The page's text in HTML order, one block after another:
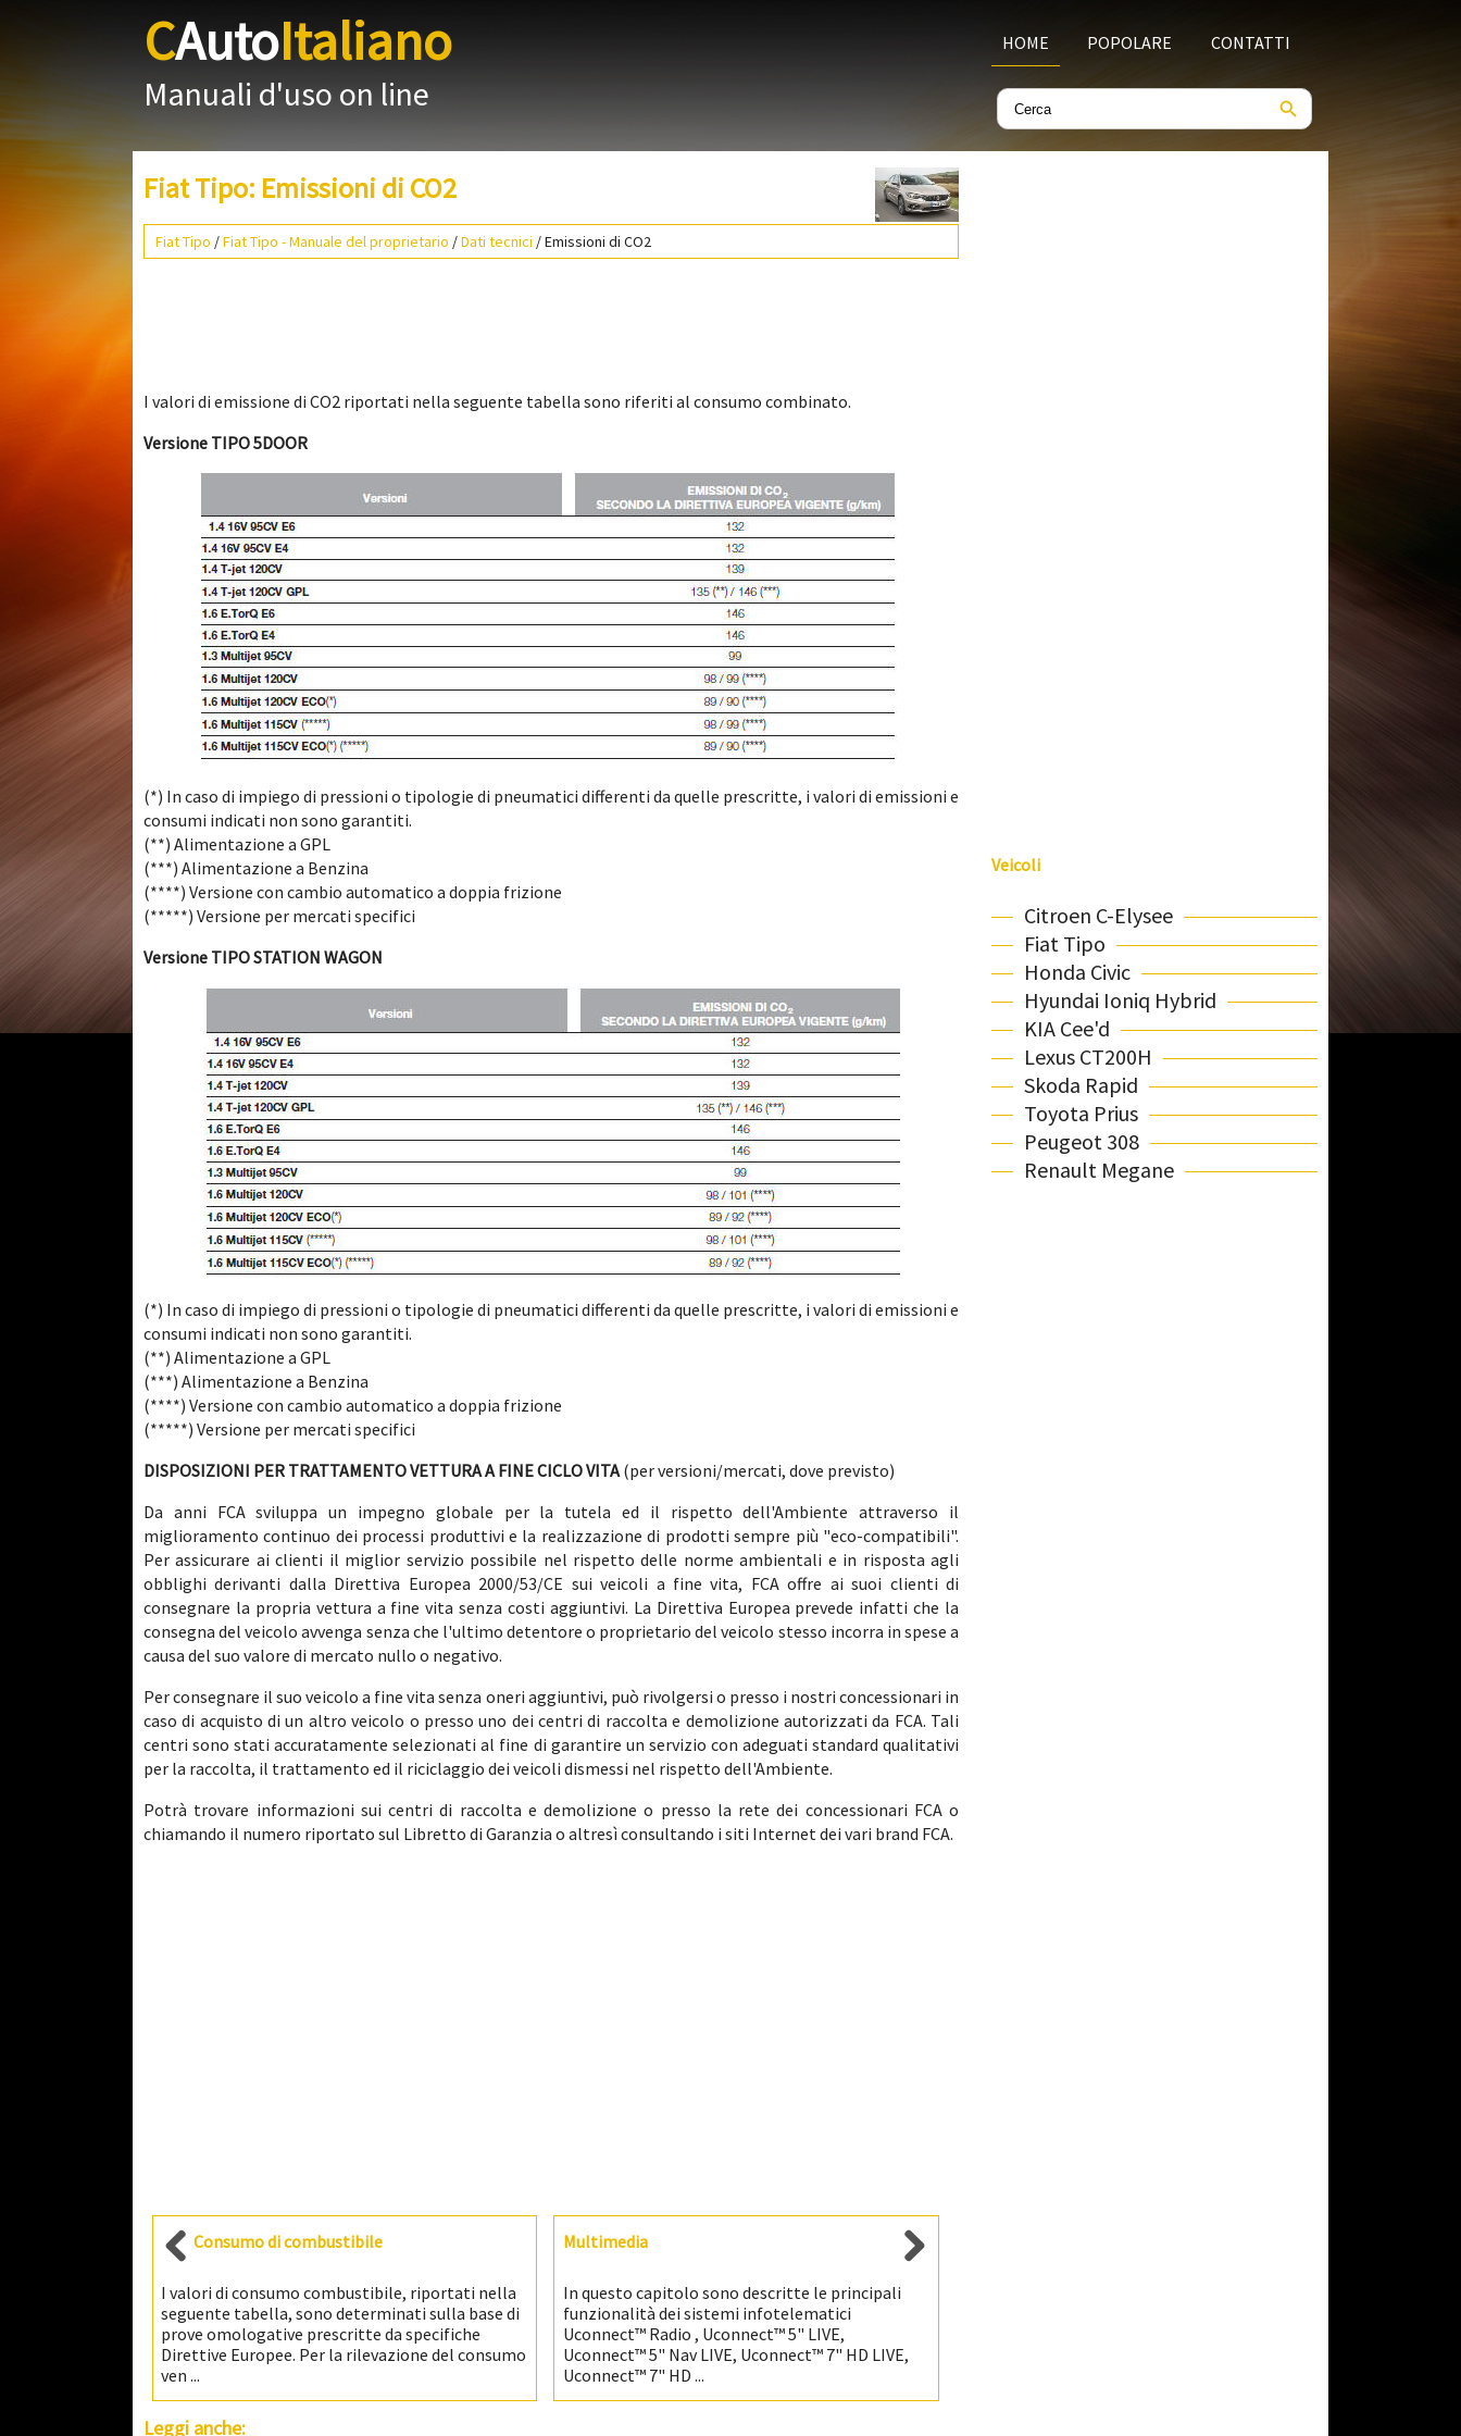
CAutoItaliano
Manuali d'uso on line
HOME POPOLARE CONTATTI
Fiat Tipo: Emissioni di CO2
Fiat Tipo /Fiat Tipo - Manuale del proprietario /Dati tecnici / Emissioni di CO2
I valori di emissione di CO2 riportati nella seguente tabella sono riferiti al consumo combinato.
Versione TIPO 5DOOR
(*) In caso di impiego di pressioni o tipologie di pneumatici differenti da quelle prescritte, i valori di emissioni e
consumi indicati non sono garantiti.
(**) Alimentazione a GPL
(***) Alimentazione a Benzina
(****) Versione con cambio automatico a doppia frizione
(*****) Versione per mercati specifici
Versione TIPO STATION WAGON
(*) In caso di impiego di pressioni o tipologie di pneumatici differenti da quelle prescritte, i valori di emissioni e
consumi indicati non sono garantiti.
(**) Alimentazione a GPL
(***) Alimentazione a Benzina
(****) Versione con cambio automatico a doppia frizione
(*****) Versione per mercati specifici
DISPOSIZIONI PER TRATTAMENTO VETTURA A FINE CICLO VITA(per versioni/mercati, dove previsto)
Da anni FCA sviluppa un impegno globale per la tutela ed il rispetto dell'Ambiente attraverso il
miglioramento continuo dei processi produttivi e la realizzazione di prodotti sempre più "eco-compatibili".
Per assicurare ai clienti il miglior servizio possibile nel rispetto delle norme ambientali e in risposta agli
obblighi derivanti dalla Direttiva Europea 2000/53/CE sui veicoli a fine vita, FCA offre ai suoi clienti di
consegnare la propria vettura a fine vita senza costi aggiuntivi. La Direttiva Europea prevede infatti che la
consegna del veicolo avvenga senza che l'ultimo detentore o proprietario del veicolo stesso incorra in spese a
causa del suo valore di mercato nullo o negativo.
Per consegnare il suo veicolo a fine vita senza oneri aggiuntivi, può rivolgersi o presso i nostri concessionari in
caso di acquisto di un altro veicolo o presso uno dei centri di raccolta e demolizione autorizzati da FCA. Tali
centri sono stati accuratamente selezionati al fine di garantire un servizio con adeguati standard qualitativi
per la raccolta, il trattamento ed il riciclaggio dei veicoli dismessi nel rispetto dell'Ambiente.
Potrà trovare informazioni sui centri di raccolta e demolizione o presso la rete dei concessionari FCA o
chiamando il numero riportato sul Libretto di Garanzia o altresì consultando i siti Internet dei vari brand FCA.
Consumo di combustibile
I valori di consumo combustibile, riportati nella
seguente tabella, sono determinati sulla base di
prove omologative prescritte da specifiche
Direttive Europee. Per la rilevazione del consumo
ven ...
Multimedia
In questo capitolo sono descritte le principali
funzionalità dei sistemi infotelematici
Uconnect™ Radio , Uconnect™ 5" LIVE,
Uconnect™ 5" Nav LIVE, Uconnect™ 7" HD LIVE,
Uconnect™ 7" HD ...
Leggi anche:
Veicoli
Citroen C-Elysee
Fiat Tipo
Honda Civic
Hyundai Ioniq Hybrid
KIA Cee'd
Lexus CT200H
Skoda Rapid
Toyota Prius
Peugeot 308
Renault Megane